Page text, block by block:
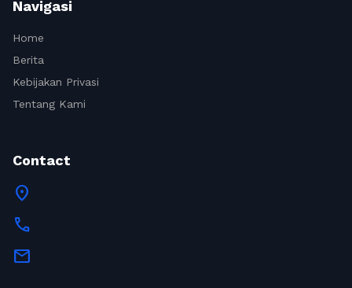
Navigasi
Home
Berita
Kebijakan Privasi
Tentang Kami
Contact
location_on
call
mail